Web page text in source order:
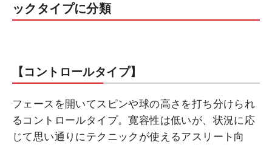
ックタイプに分類
【コントロールタイプ】
フェースを開いてスピンや球の高さを打ち分けられ
るコントロールタイプ。寛容性は低いが、状況に応
じて思い通りにテクニックが使えるアスリート向